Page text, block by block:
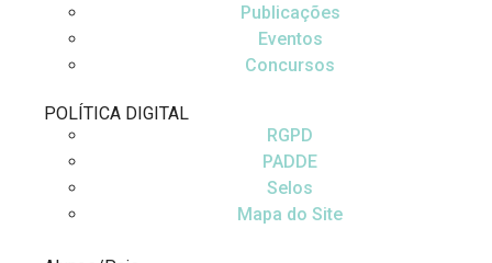
Publicações
Eventos
Concursos
POLÍTICA DIGITAL
RGPD
PADDE
Selos
Mapa do Site